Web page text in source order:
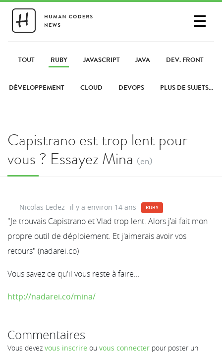
☰
PARTAGER UN LIEN
TOUT RUBY JAVASCRIPT JAVA DEV. FRONT
DÉVELOPPEMENT CLOUD DEVOPS PLUS DE SUJETS...
Capistrano est trop lent pour
vous ? Essayez Mina (en)
Nicolas Ledez il y a environ 14 ans RUBY
"Je trouvais Capistrano et Vlad trop lent. Alors j'ai fait mon
propre outil de déploiement. Et j'aimerais avoir vos
retours" (nadarei.co)
Vous savez ce qu'il vous reste à faire...
http://nadarei.co/mina/
Commentaires
Vous devez vous inscrire ou vous connecter pour poster un